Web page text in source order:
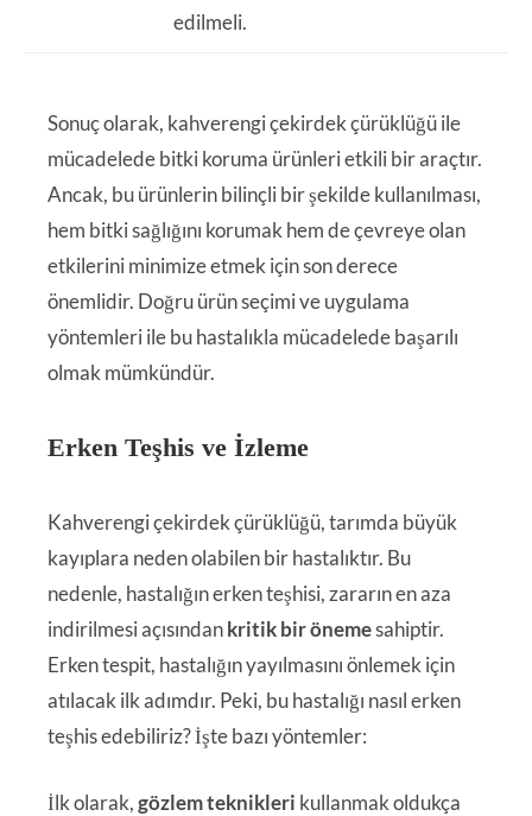
edilmeli.
Sonuç olarak, kahverengi çekirdek çürüklüğü ile
mücadelede bitki koruma ürünleri etkili bir araçtır.
Ancak, bu ürünlerin bilinçli bir şekilde kullanılması,
hem bitki sağlığını korumak hem de çevreye olan
etkilerini minimize etmek için son derece
önemlidir. Doğru ürün seçimi ve uygulama
yöntemleri ile bu hastalıkla mücadelede başarılı
olmak mümkündür.
Erken Teşhis ve İzleme
Kahverengi çekirdek çürüklüğü, tarımda büyük
kayıplara neden olabilen bir hastalıktır. Bu
nedenle, hastalığın erken teşhisi, zararın en aza
indirilmesi açısındankritik bir önemesahiptir.
Erken tespit, hastalığın yayılmasını önlemek için
atılacak ilk adımdır. Peki, bu hastalığı nasıl erken
teşhis edebiliriz? İşte bazı yöntemler:
İlk olarak,gözlem teknikleri kullanmak oldukça